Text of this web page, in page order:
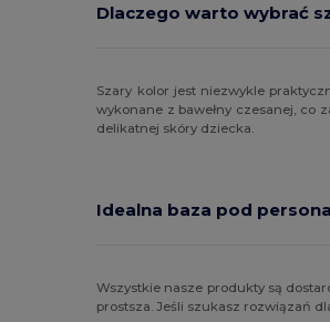
Dlaczego warto wybrać
Szary kolor jest niezwykle
wykonane z bawełny czesanej, co
delikatnej skóry dziecka.
Idealna baza pod
Wszystkie nasze produkty są
prostsza. Jeśli szukasz rozwiązań